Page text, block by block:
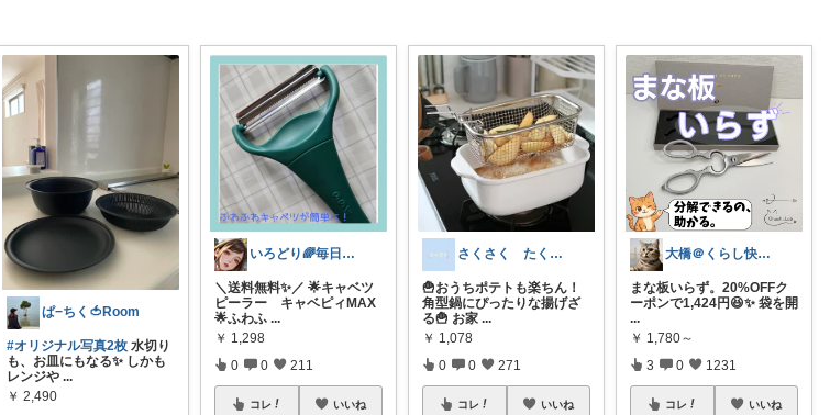
ぱ−ちく🍅Room
#オリジナル写真2枚 水切り
も、お皿にもなる✨ しかも
レンジや ...
￥ 2,490
いろどり🌈毎日カラフル✨🌈
＼送料無料✨／ 🌟キャベツ
ピーラー キャベピィMAX
🌟ふわふ ...
￥ 1,298
0 0 211
コレ いいね
さくさく たくさんの訪問感謝です🙇
🍟おうちポテトも楽ちん！
角型鍋にぴったりな揚げざ
る🍟 お家 ...
￥ 1,078
0 0 271
コレ いいね
大橋＠くらし快適LAB🌿
まな板いらず。20%OFFク
ーポンで1,424円😆✨ 袋を開
...
￥ 1,780～
3 0 1231
コレ いいね